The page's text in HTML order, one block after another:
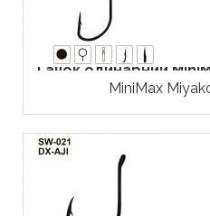
Гачок одинарний
MiniMax